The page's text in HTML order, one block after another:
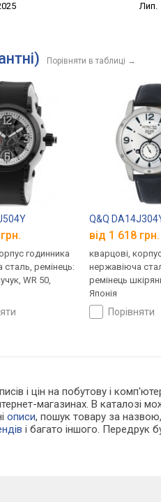
Лип.
Порівняти в таблиці →
годинника
ремінець:
WR 50,
Q&Q
від 1 618 грн.
кварцові,
нержавіюча
ремінець
Японія
порівняти
і цін на побутову і
магазинах. В каталозі
описи, пошук товару за
і багато іншого. Передрук